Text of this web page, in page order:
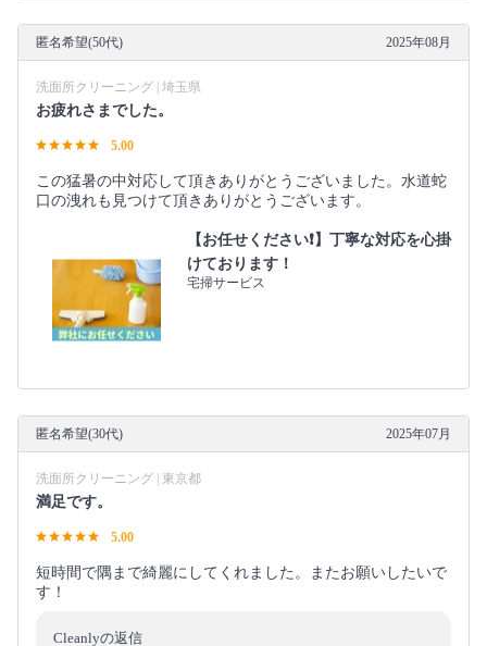
匿名希望(50代) 2025年08月
洗面所クリーニング | 埼玉県
お疲れさまでした。
5.00
この猛暑の中対応して頂きありがとうございました。水道蛇
口の洩れも見つけて頂きありがとうございます。
【お任せください❗️】丁寧な対応を心掛
けております！
宅掃サービス
匿名希望(30代) 2025年07月
洗面所クリーニング | 東京都
満足です。
5.00
短時間で隅まで綺麗にしてくれました。またお願いしたいで
す！
Cleanlyの返信